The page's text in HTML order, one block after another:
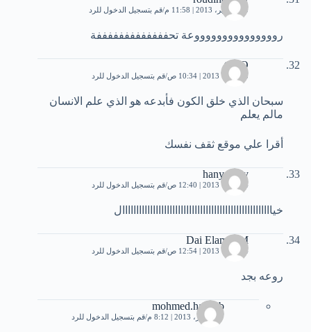
10 سبتمبر، 2013 | 11:58 م قم بتسجيل الدخول للرد
روووووووووووووووعة تحفففففففففففففة
tIMO
3 أكتوبر، 2013 | 10:34 ص قم بتسجيل الدخول للرد
سبحان الذي خلق الكون فأبدعه هو الذي علم الانسان
مالم يعلم
أقرا علي موقع ثقف نفسك
hany waly
4 أكتوبر، 2013 | 12:40 ص قم بتسجيل الدخول للرد
خياااااااااااااااااااااااااااااااااااااااااااااااااااااال
Dai Elamer M
4 أكتوبر، 2013 | 12:54 ص قم بتسجيل الدخول للرد
روعه بجد
mohmed.hasbob
17 أكتوبر، 2013 | 8:12 م قم بتسجيل الدخول للرد